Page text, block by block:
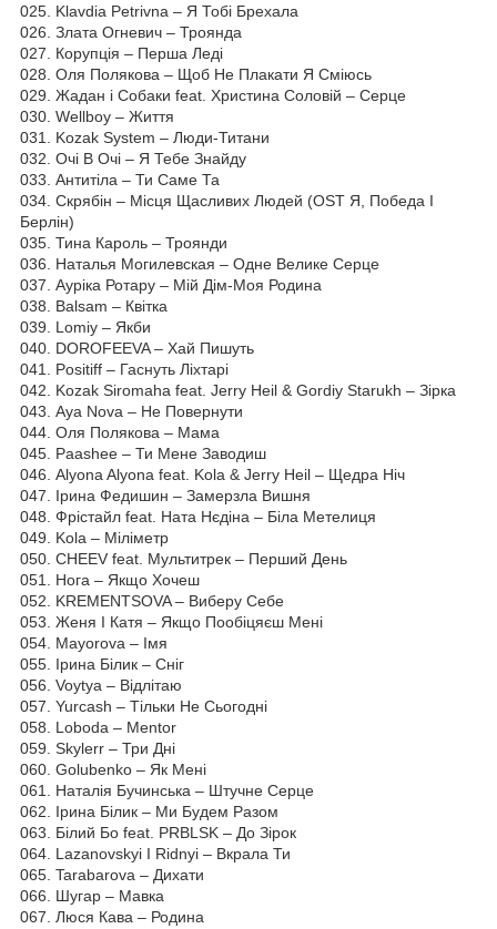
025. Klavdia Petrivna – Я Тобі Брехала
026. Злата Огневич – Троянда
027. Корупція – Перша Леді
028. Оля Полякова – Щоб Не Плакати Я Сміюсь
029. Жадан і Собаки feat. Христина Соловій – Серце
030. Wellboy – Життя
031. Kozak System – Люди-Титани
032. Очі В Очі – Я Тебе Знайду
033. Антитіла – Ти Саме Та
034. Скрябін – Місця Щасливих Людей (OST Я, Победа І
Берлін)
035. Тина Кароль – Троянди
036. Наталья Могилевская – Одне Велике Серце
037. Ауріка Ротару – Мій Дім-Моя Родина
038. Balsam – Квітка
039. Lomiy – Якби
040. DOROFEEVA – Хай Пишуть
041. Positiff – Гаснуть Ліхтарі
042. Kozak Siromaha feat. Jerry Heil & Gordiy Starukh – Зірка
043. Aya Nova – He Повернути
044. Оля Полякова – Мама
045. Paashee – Ти Мене Заводиш
046. Alyona Alyona feat. Kola & Jerry Heil – Щедра Ніч
047. Ірина Федишин – Замерзла Вишня
048. Фрістайл feat. Ната Нєдіна – Біла Метелиця
049. Kola – Міліметр
050. CHEEV feat. Мультитрек – Перший День
051. Нога – Якщо Хочеш
052. KREMENTSOVA – Виберу Себе
053. Женя І Катя – Якщо Пообіцяєш Мені
054. Mayorova – Імя
055. Ірина Білик – Сніг
056. Voytya – Відлітаю
057. Yurcash – Тільки Не Сьогодні
058. Loboda – Mentor
059. Skylerr – Три Дні
060. Golubenko – Як Мені
061. Наталія Бучинська – Штучне Серце
062. Ірина Білик – Ми Будем Разом
063. Білий Бо feat. PRBLSK – До Зірок
064. Lazanovskyi I Ridnyi – Вкрала Ти
065. Tarabarova – Дихати
066. Шугар – Мавка
067. Люся Кава – Родина